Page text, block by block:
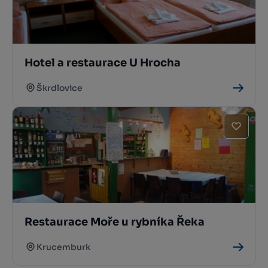
Hotel a restaurace U Hrocha
Škrdlovice
Restaurace Moře u rybníka Řeka
Krucemburk